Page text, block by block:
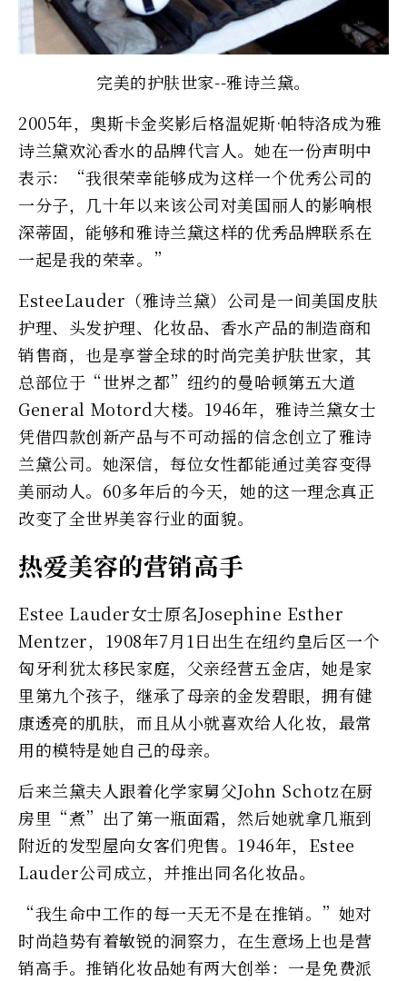
完美的护肤世家--雅诗兰黛。
2005年，奥斯卡金奖影后格温妮斯·帕特洛成为雅
诗兰黛欢沁香水的品牌代言人。她在一份声明中
表示：“我很荣幸能够成为这样一个优秀公司的
一分子，几十年以来该公司对美国丽人的影响根
深蒂固，能够和雅诗兰黛这样的优秀品牌联系在
一起是我的荣幸。”
EsteeLauder（雅诗兰黛）公司是一间美国皮肤
护理、头发护理、化妆品、香水产品的制造商和
销售商，也是享誉全球的时尚完美护肤世家，其
总部位于“世界之都”纽约的曼哈顿第五大道
General Motord大楼。1946年，雅诗兰黛女士
凭借四款创新产品与不可动摇的信念创立了雅诗
兰黛公司。她深信，每位女性都能通过美容变得
美丽动人。60多年后的今天，她的这一理念真正
改变了全世界美容行业的面貌。
热爱美容的营销高手
Estee Lauder女士原名Josephine Esther
Mentzer，1908年7月1日出生在纽约皇后区一个
匈牙利犹太移民家庭，父亲经营五金店，她是家
里第九个孩子，继承了母亲的金发碧眼，拥有健
康透亮的肌肤，而且从小就喜欢给人化妆，最常
用的模特是她自己的母亲。
后来兰黛夫人跟着化学家舅父John Schotz在厨
房里“煮”出了第一瓶面霜，然后她就拿几瓶到
附近的发型屋向女客们兜售。1946年，Estee
Lauder公司成立，并推出同名化妆品。
“我生命中工作的每一天无不是在推销。”她对
时尚趋势有着敏锐的洞察力，在生意场上也是营
销高手。推销化妆品她有两大创举：一是免费派